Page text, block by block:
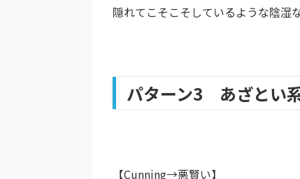
隠れてこそこそしているような陰湿
パターン3 あざとい
【Cunning→悪賢い】